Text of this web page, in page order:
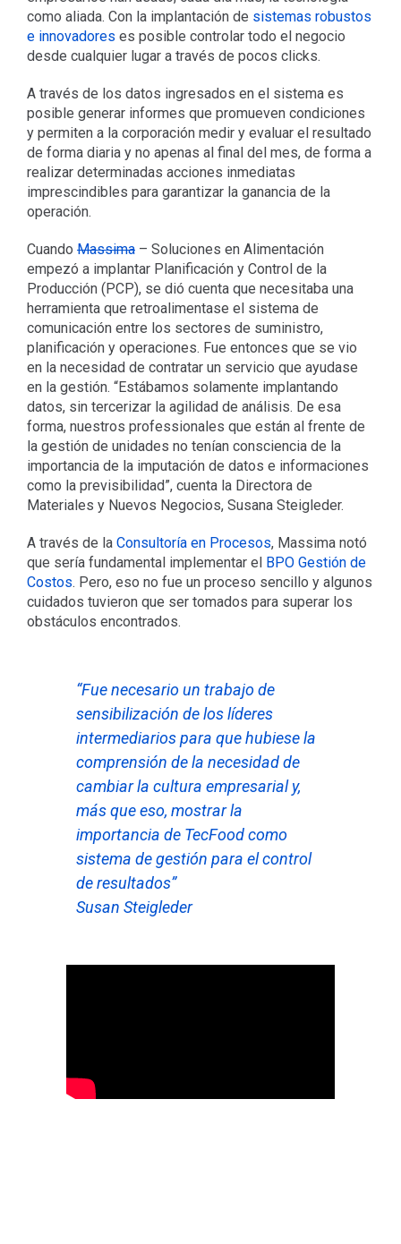
como aliada. Con la implantación de sistemas robustos
e innovadores es posible controlar todo el negocio
desde cualquier lugar a través de pocos clicks.
A través de los datos ingresados en el sistema es
posible generar informes que promueven condiciones
y permiten a la corporación medir y evaluar el resultado
de forma diaria y no apenas al final del mes, de forma a
realizar determinadas acciones inmediatas
imprescindibles para garantizar la ganancia de la
operación.
Cuando Massima– Soluciones en Alimentación
empezó a implantar Planificación y Control de la
Producción (PCP), se dió cuenta que necesitaba una
herramienta que retroalimentase el sistema de
comunicación entre los sectores de suministro,
planificación y operaciones. Fue entonces que se vio
en la necesidad de contratar un servicio que ayudase
en la gestión. “Estábamos solamente implantando
datos, sin tercerizar la agilidad de análisis. De esa
forma, nuestros professionales que están al frente de
la gestión de unidades no tenían consciencia de la
importancia de la imputación de datos e informaciones
como la previsibilidad”, cuenta la Directora de
Materiales y Nuevos Negocios, Susana Steigleder.
A través de la Consultoría en Procesos, Massima notó
que sería fundamental implementar el
BPO Gestión de
Costos. Pero, eso no fue un proceso sencillo y algunos
cuidados tuvieron que ser tomados para superar los
obstáculos encontrados.
“Fue necesario un trabajo de
sensibilización de los líderes
intermediarios para que hubiese la
comprensión de la necesidad de
cambiar la cultura empresarial y,
más que eso, mostrar la
importancia de TecFood como
sistema de gestión para el control
de resultados”
Susan Steigleder